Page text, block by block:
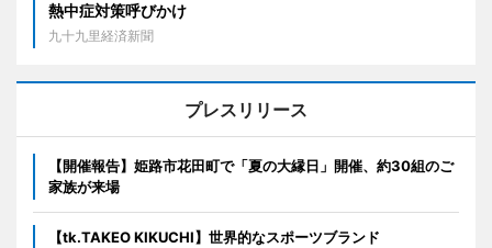
熱中症対策呼びかけ
九十九里経済新聞
プレスリリース
【開催報告】姫路市花田町で「夏の大縁日」開催、約30組のご
家族が来場
【tk.TAKEO KIKUCHI】世界的なスポーツブランド